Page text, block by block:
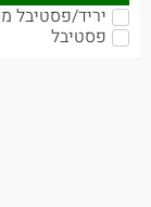
יריד/פסטיבל
פסטיבל